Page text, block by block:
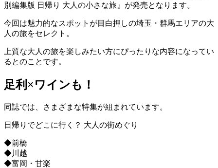
別編集版 日帰り 大人の小さな旅』が発売となります。
今回は魅力的なスポットが目白押しの埼玉・群馬エリアの大
人の旅をセレクト。
上質な大人の旅を楽しみたい方にぴったりな内容になってい
るとのことです。
足利×ワインも！
同誌では、さまざまな特集が組まれています。
日帰りでどこに行く？ 大人の街めぐり
◆前橋
◆川越
◆富岡・甘楽